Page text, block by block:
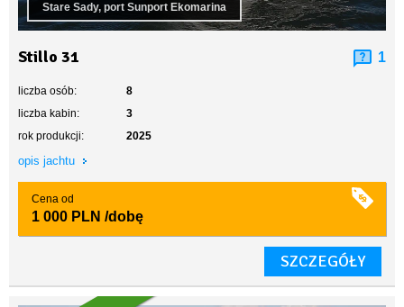
Stare Sady, port Sunport Ekomarina
Stillo 31 1
liczba osób:
8
liczba kabin:
3
rok produkcji:
2025
opis jachtu
Cena od
1 000 PLN /dobę
SZCZEGÓŁY